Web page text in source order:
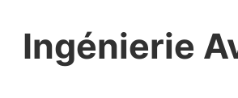
Ingénierie